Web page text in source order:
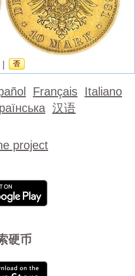
否
Français Italiano
汉语
project
硬币